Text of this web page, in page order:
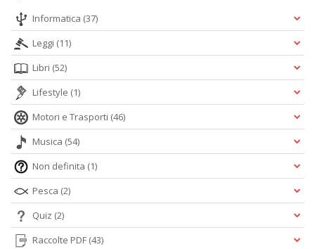
Informatica (37)
Leggi (11)
Libri (52)
Lifestyle (1)
Motori e Trasporti (46)
Musica (54)
Non definita (1)
Pesca (2)
Quiz (2)
Raccolte PDF (43)